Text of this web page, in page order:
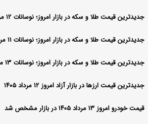
جدیدترین قیمت طلا و سکه در بازار امروز؛ نوسانات ۱۲ مرداد ۱۴۰۵
جدیدترین قیمت طلا و سکه در بازار امروز؛ نوسانات ۱۱ مرداد ۱۴۰۵
جدیدترین قیمت طلا و سکه در بازار امروز؛ نوسانات ۱۳ مرداد ۱۴۰۵
جدیدترین قیمت ارزها در بازار آزاد امروز ۱۲ مرداد ۱۴۰۵
قیمت خودرو امروز ۱۳ مرداد ۱۴۰۵ در بازار مشخص شد